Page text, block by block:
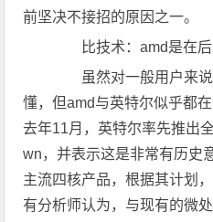
前坚决不接招的原因之一。
比技术：amd是在后
虽然对一般用户来说
懂，但amd与英特尔似乎都
去年11月，英特尔率先推出
wn，并表示这是非常有历史
主流四核产品，根据其计划
有分析师认为，与现有的微